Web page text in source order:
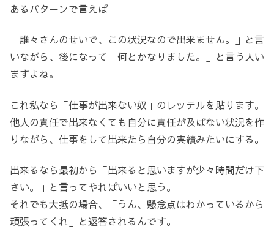
あるパターンで言えば
「誰々さんのせいで、この状況なので出来ません。」と言
いながら、後になって「何とかなりました。」と言う人い
ますよね。
これ私なら「仕事が出来ない奴」のレッテルを貼ります。
他人の責任で出来なくても自分に責任が及ばない状況を作
りながら、仕事をして出来たら自分の実績みたいにする。
出来るなら最初から「出来ると思いますが少々時間だけ下
さい。」と言ってやればいいと思う。
それでも大抵の場合、「うん、懸念点はわかっているから
頑張ってくれ」と返答されるんです。